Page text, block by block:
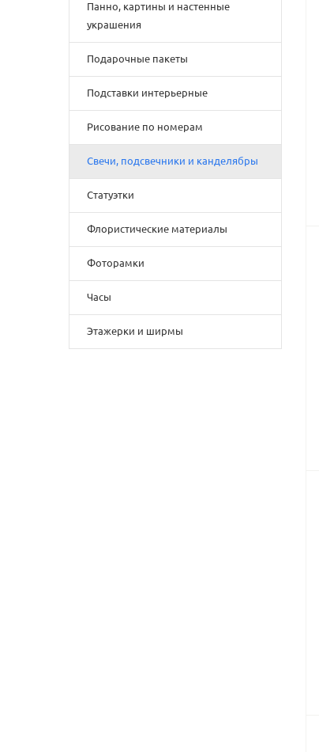
Панно, картины и настенные
украшения
Подарочные пакеты
Подставки интерьерные
Рисование по номерам
Свечи, подсвечники и канделябры
Статуэтки
Флористические материалы
Фоторамки
Часы
Этажерки и ширмы